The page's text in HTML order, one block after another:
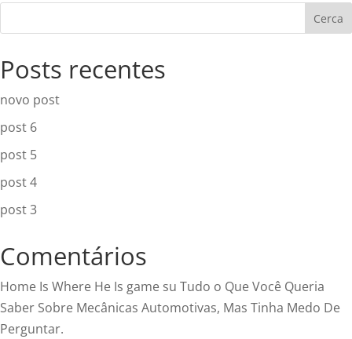
Cerca
Posts recentes
novo post
post 6
post 5
post 4
post 3
Comentários
Home Is Where He Is game su Tudo o Que Você Queria
Saber Sobre Mecânicas Automotivas, Mas Tinha Medo De
Perguntar.